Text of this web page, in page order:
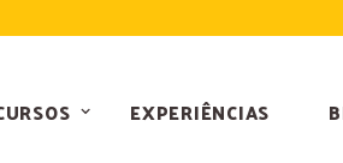
EXPERIÊNCIAS